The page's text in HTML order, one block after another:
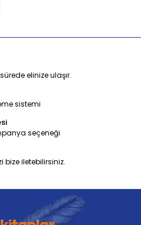
elinize ulaşır.
sistemi
seçeneği
bize iletebilirsiniz.